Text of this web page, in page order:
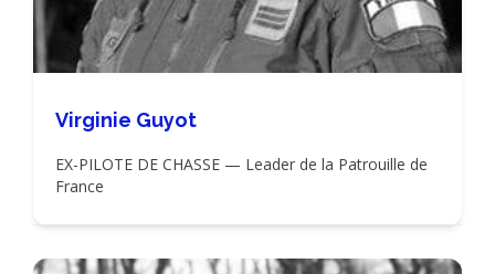
Virginie Guyot
EX-PILOTE DE CHASSE — Leader de la Patrouille de
France